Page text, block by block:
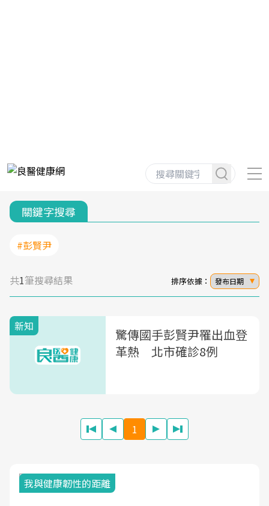
關鍵字搜尋
#彭賢尹
共1筆搜尋結果 排序依據： 發布日期
新知
驚傳國手彭賢尹罹出血登
革熱 北市確診8例
1
我與健康韌性的距離